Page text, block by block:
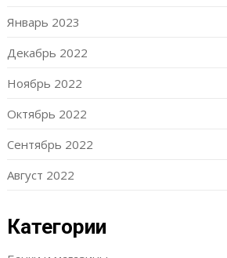
Январь 2023
Декабрь 2022
Ноябрь 2022
Октябрь 2022
Сентябрь 2022
Август 2022
Категории